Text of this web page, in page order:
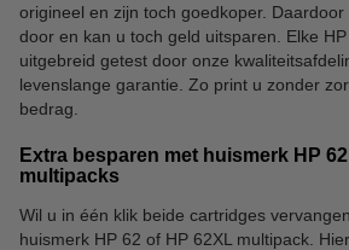
origineel en zijn toch goedkoper.
door en kan u toch geld uitsparen. Elke
uitgebreid getest door onze
levenslange garantie. Zo print u zonder
bedrag.
Extra besparen met huismerk HP
multipacks
Wil u in één klik beide cartridges
huismerk HP 62 of HP 62XL multipack.